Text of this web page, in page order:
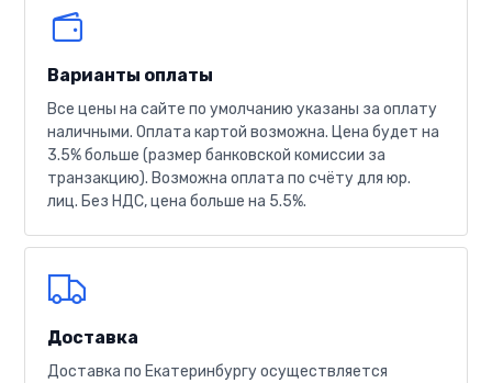
Варианты оплаты
Все цены на сайте по умолчанию указаны за оплату
наличными. Оплата картой возможна. Цена будет на
3.5% больше (размер банковской комиссии за
транзакцию). Возможна оплата по счёту для юр.
лиц. Без НДС, цена больше на 5.5%.
Доставка
Доставка по Екатеринбургу осуществляется